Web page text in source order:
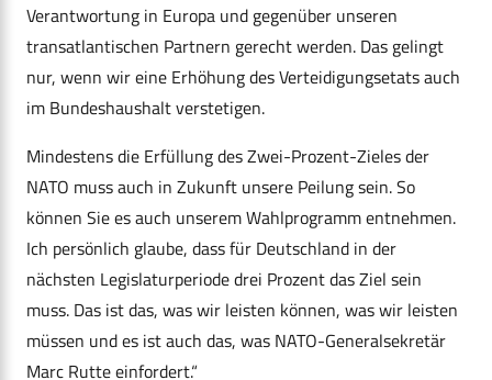
Verantwortung in Europa und gegenüber unseren
transatlantischen Partnern gerecht werden. Das gelingt
nur, wenn wir eine Erhöhung des Verteidigungsetats auch
im Bundeshaushalt verstetigen.
Mindestens die Erfüllung des Zwei-Prozent-Zieles der
NATO muss auch in Zukunft unsere Peilung sein. So
können Sie es auch unserem Wahlprogramm entnehmen.
Ich persönlich glaube, dass für Deutschland in der
nächsten Legislaturperiode drei Prozent das Ziel sein
muss. Das ist das, was wir leisten können, was wir leisten
müssen und es ist auch das, was NATO-Generalsekretär
Marc Rutte einfordert.“